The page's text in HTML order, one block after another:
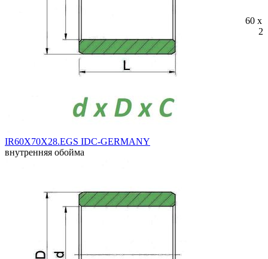
IR60X70X28.EGS IDC-GERMANY
внутренняя обойма
60 x
28